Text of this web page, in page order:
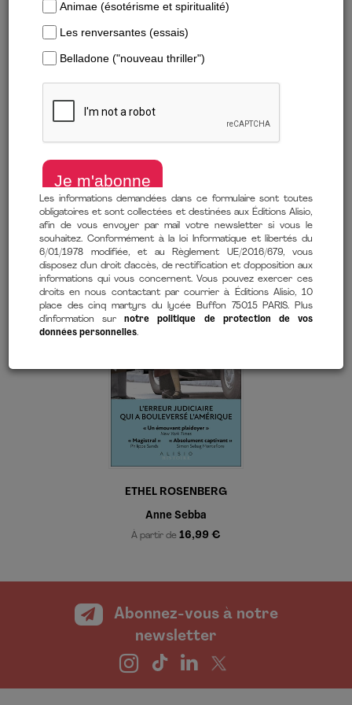
Formats
ETHEL ROSENBERG
Anne Sebba
À partir de 16,99 €
Abonnez-vous à notre
newsletter
Les informations demandées dans ce formulaire sont toutes
obligatoires et sont collectées et destinées aux Éditions Alisio,
afin de vous envoyer par mail votre newsletter si vous le
souhaitez. Conformément à la loi Informatique et libertés du
6/01/1978 modifiée, et au Règlement UE/2016/679, vous
disposez d'un droit d'accès, de rectification et d'opposition aux
informations qui vous concernent. Vous pouvez exercer ces
droits en nous contactant par courrier à Éditions Alisio, 10
place des cinq martyrs du lycée Buffon 75015 PARIS. Plus
d'information surnotre politique de protection de vos
données personnelles.